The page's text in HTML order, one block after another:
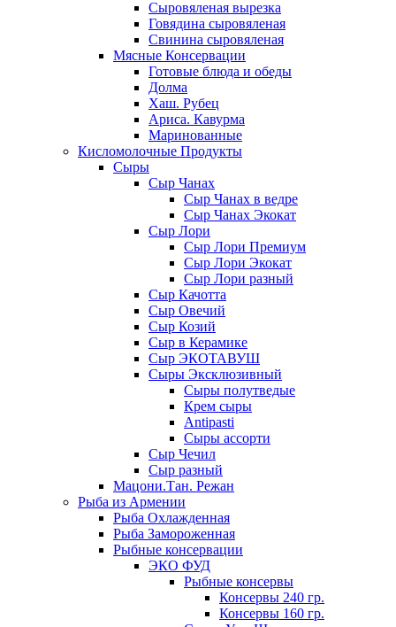
Сыровяленая вырезка
Говядина сыровяленая
Свинина сыровяленая
Мясные Консервации
Готовые блюда и обеды
Долма
Хаш. Рубец
Ариса. Кавурма
Маринованные
Кисломолочные Продукты
Сыры
Сыр Чанах
Сыр Чанах в ведре
Сыр Чанах Экокат
Сыр Лори
Сыр Лори Премиум
Сыр Лори Экокат
Сыр Лори разный
Сыр Качотта
Сыр Овечий
Сыр Козий
Сыр в Керамике
Сыр ЭКОТАВУШ
Сыры Эксклюзивный
Сыры полутведые
Крем сыры
Antipasti
Сыры ассорти
Сыр Чечил
Сыр разный
Мацони.Тан. Режан
Рыба из Армении
Рыба Охлажденная
Рыба Замороженная
Рыбные консервации
ЭКО ФУД
Рыбные консервы
Консервы 240 гр.
Консервы 160 гр.